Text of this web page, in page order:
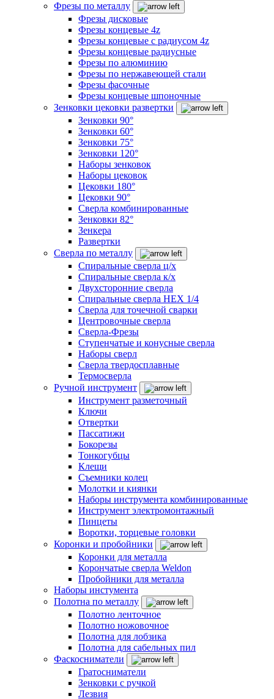
Фрезы по металлу
Фрезы дисковые
Фрезы концевые 4z
Фрезы концевые с радиусом 4z
Фрезы концевые радиусные
Фрезы по алюминию
Фрезы по нержавеющей стали
Фрезы фасочные
Фрезы концевые шпоночные
Зенковки цековки развертки
Зенковки 90°
Зенковки 60°
Зенковки 75°
Зенковки 120°
Наборы зенковок
Наборы цековок
Цековки 180°
Цековки 90°
Сверла комбинированные
Зенковки 82°
Зенкера
Развертки
Сверла по металлу
Спиральные сверла ц/х
Спиральные сверла к/х
Двухсторонние сверла
Спиральные сверла HEX 1/4
Сверла для точечной сварки
Центровочные сверла
Сверла-Фрезы
Ступенчатые и конусные сверла
Наборы сверл
Сверла твердосплавные
Термосверла
Ручной инструмент
Инструмент разметочный
Ключи
Отвертки
Пассатижи
Бокорезы
Тонкогубцы
Клещи
Съемники колец
Молотки и киянки
Наборы инструмента комбинированные
Инструмент электромонтажный
Пинцеты
Воротки, торцевые головки
Коронки и пробойники
Коронки для металла
Корончатые сверла Weldon
Пробойники для металла
Наборы инстумента
Полотна по металлу
Полотно ленточное
Полотно ножовочное
Полотна для лобзика
Полотна для сабельных пил
Фаскосниматели
Гратосниматели
Зенковки с ручкой
Лезвия